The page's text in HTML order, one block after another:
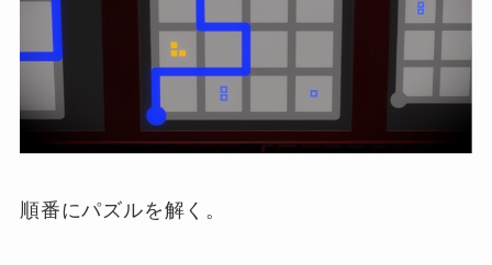
順番にパズルを解く。